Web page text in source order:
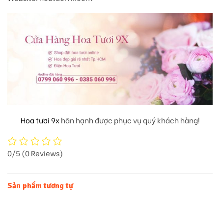
Hoa tươi 9xhân hạnh được phục vụ quý khách hàng!
0/5(0 Reviews)
Sản phẩm tương tự